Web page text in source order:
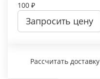
100 ₽
Запросить цену
Рассчитать доставку